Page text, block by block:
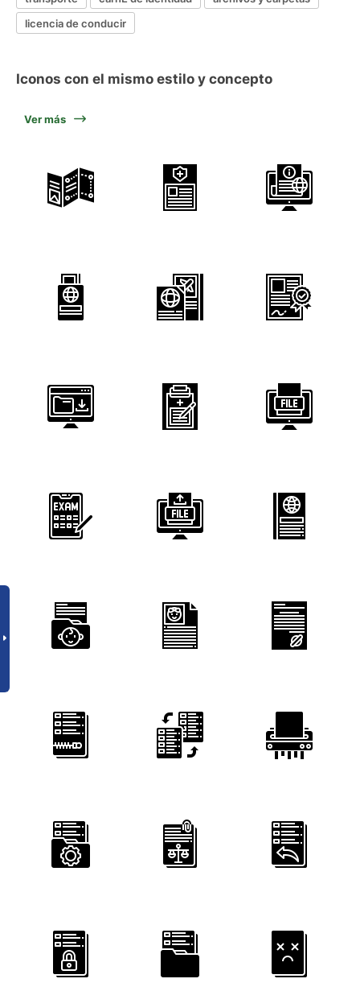
licencia de conducir
Iconos con el mismo estilo y concepto
Ver más